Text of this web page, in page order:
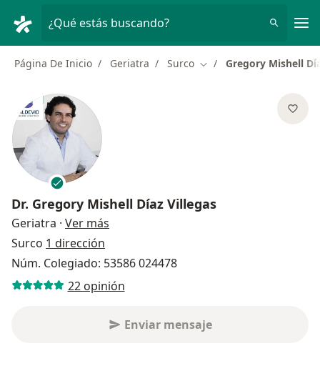
¿Qué estás buscando?
Página De Inicio Geriatra Surco Cambiar de ciudad
Gregory Mishell
Dr. Gregory Mishell Díaz Villegas
Geriatra · Ver más
Surco 1 dirección
Núm. Colegiado: 53586 024478
22 opinión
Enviar mensaje